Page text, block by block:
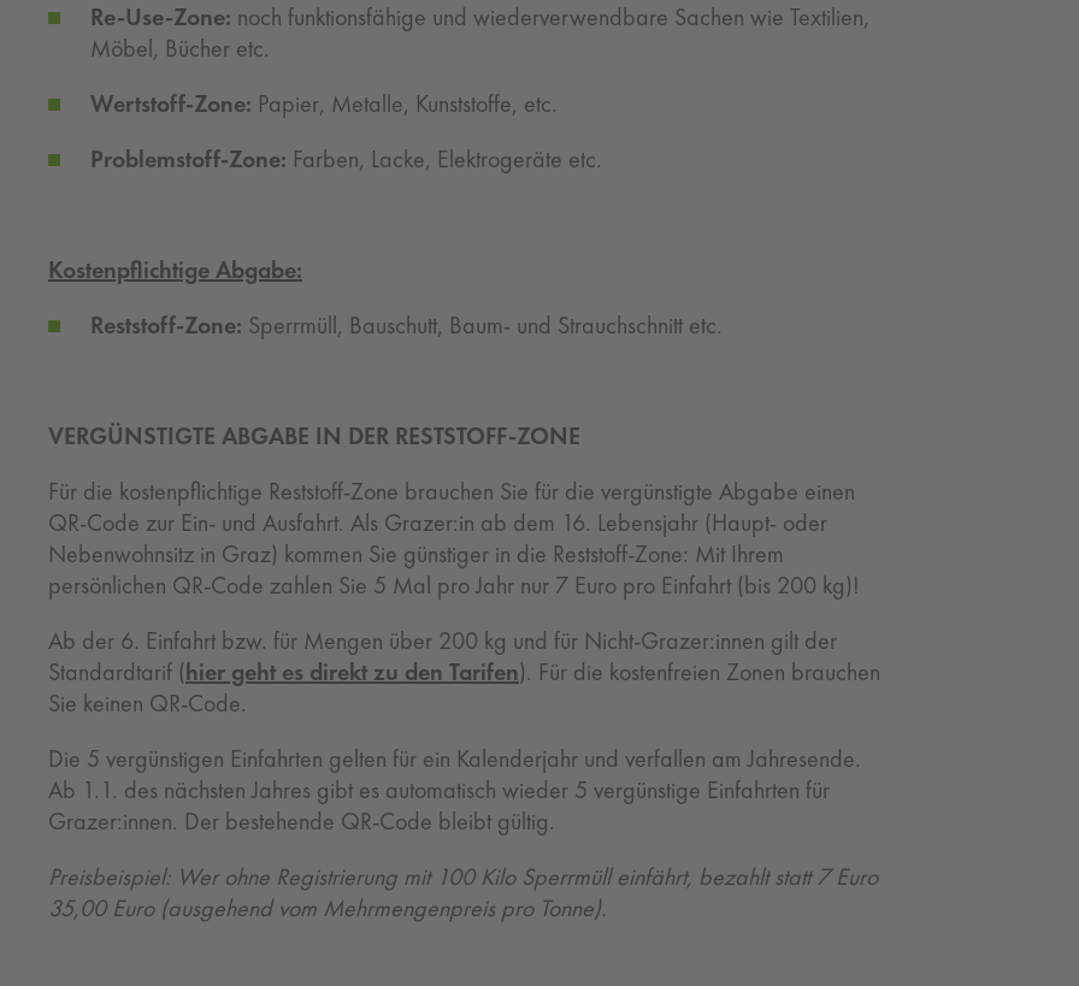
Re-Use-Zone: noch funktionsfähige und wiederverwendbare Sachen wie Textilien,
Möbel, Bücher etc.
Wertstoff-Zone: Papier, Metalle, Kunststoffe, etc.
Problemstoff-Zone: Farben, Lacke, Elektrogeräte etc.
Kostenpflichtige Abgabe:
Reststoff-Zone: Sperrmüll, Bauschutt, Baum- und Strauchschnitt etc.
VERGÜNSTIGTE ABGABE IN DER RESTSTOFF­-ZONE
Für die kostenp­flichtige Reststoff-Zone brauchen Sie für die vergünstigte Abgabe einen
QR-Code zur Ein- und Ausfahrt. Als Grazer:in ab dem 16. Lebensjahr (Haupt- oder
Nebenwohnsitz in Graz) kommen Sie günstiger in die Reststoff-Zone: Mit Ihrem
persönlichen QR-Code zahlen Sie 5 Mal pro Jahr nur 7 Euro pro Einfahrt (bis 200 kg)!
Ab der 6. Einfahrt bzw. für Mengen über 200 kg und für Nicht-Grazer:innen gilt der
Standardtarif (hier geht es direkt zu den Tarifen). Für die kostenfreien Zonen brauchen
Sie keinen QR-Code.
Die 5 vergünstigen Einfahrten gelten für ein Kalenderjahr und verfallen am Jahresende.
Ab 1.1. des nächsten Jahres gibt es automatisch wieder 5 vergünstige Einfahrten für
Grazer:innen. Der bestehende QR-Code bleibt gültig.
Preisbeispiel: Wer ohne Registrierung mit 100 Kilo Sperrmüll einfährt, bezahlt statt 7 Euro
35,00 Euro (ausgehend vom Mehrmengenpreis pro Tonne).